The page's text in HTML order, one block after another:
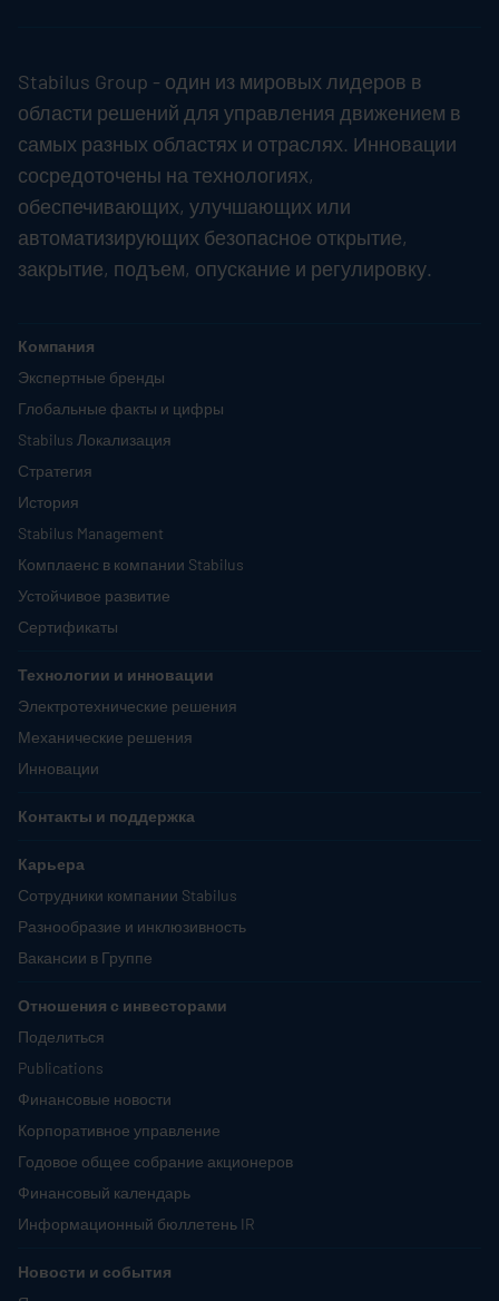
Stabilus Group - один из мировых лидеров в
области решений для управления движением в
самых разных областях и отраслях. Инновации
сосредоточены на технологиях,
обеспечивающих, улучшающих или
автоматизирующих безопасное открытие,
закрытие, подъем, опускание и регулировку.
Компания
Экспертные бренды
Глобальные факты и цифры
Stabilus Локализация
Стратегия
История
Stabilus Management
Комплаенс в компании Stabilus
Устойчивое развитие
Сертификаты
Технологии и инновации
Электротехнические решения
Механические решения
Инновации
Контакты и поддержка
Карьера
Сотрудники компании Stabilus
Разнообразие и инклюзивность
Вакансии в Группе
Отношения с инвесторами
Поделиться
Publications
Финансовые новости
Корпоративное управление
Годовое общее собрание акционеров
Финансовый календарь
Информационный бюллетень IR
Новости и события